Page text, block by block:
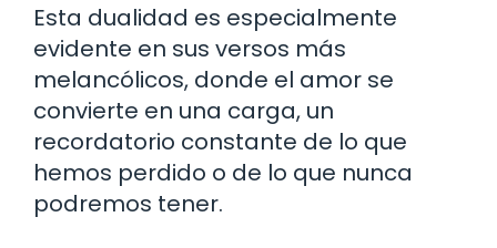
Esta dualidad es especialmente
evidente en sus versos más
melancólicos, donde el amor se
convierte en una carga, un
recordatorio constante de lo que
hemos perdido o de lo que nunca
podremos tener.